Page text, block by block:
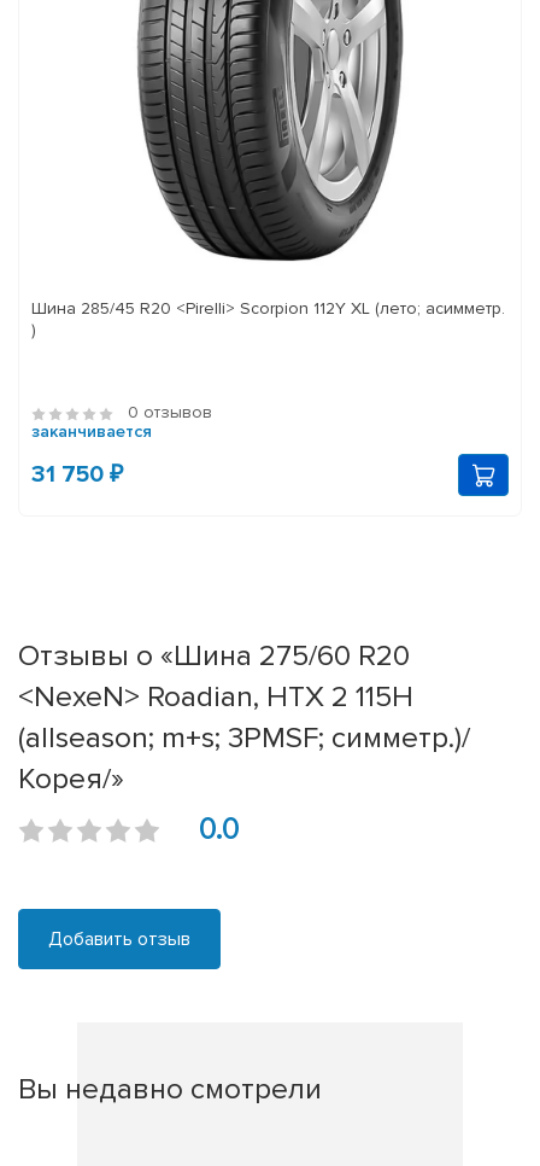
Шина 285/45 R20 <Pirelli> Scorpion 112Y XL (лето; асимметр.
)
0 отзывов
заканчивается
31 750 ₽
Отзывы о «Шина 275/60 R20
<NexeN> Roadian, HTX 2 115H
(allseason; m+s; 3PMSF; симметр.)/
Корея/»
0.0
Добавить отзыв
Вы недавно смотрели